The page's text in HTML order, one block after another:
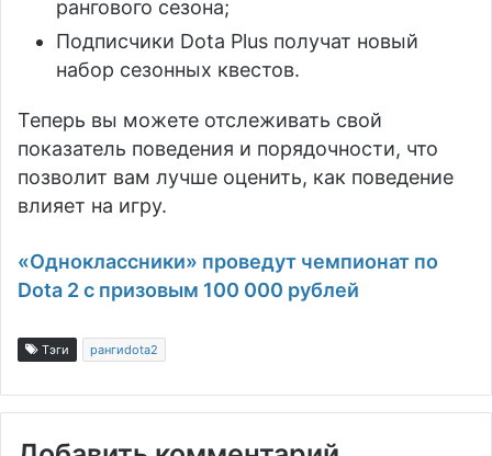
рангового сезона;
Подписчики Dota Plus получат новый
набор сезонных квестов.
Теперь вы можете отслеживать свой
показатель поведения и порядочности, что
позволит вам лучше оценить, как поведение
влияет на игру.
«Одноклассники» проведут чемпионат по
Dota 2 с призовым 100 000 рублей
Тэги рангиdota2